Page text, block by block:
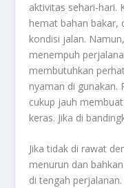
aktivitas sehari-hari.
hemat bahan bakar,
kondisi jalan.
menempuh
membutuhkan
nyaman di gunakan.
cukup jauh
keras. Jika di
Jika tidak di rawat
menurun dan
di tengah